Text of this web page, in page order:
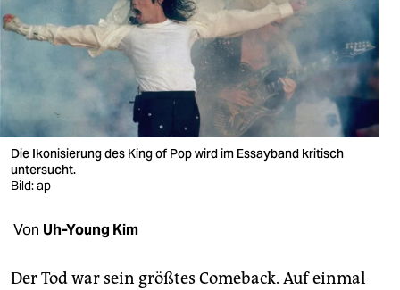
nord
wahrheit
verlag
verlag
veranstaltungen
fragen & hilfe
unterstützen
Die Ikonisierung des King of Pop wird im Essayband kritisch
untersucht.
Bild: ap
Von Uh-Young Kim
Der Tod war sein größtes Comeback. Auf einmal